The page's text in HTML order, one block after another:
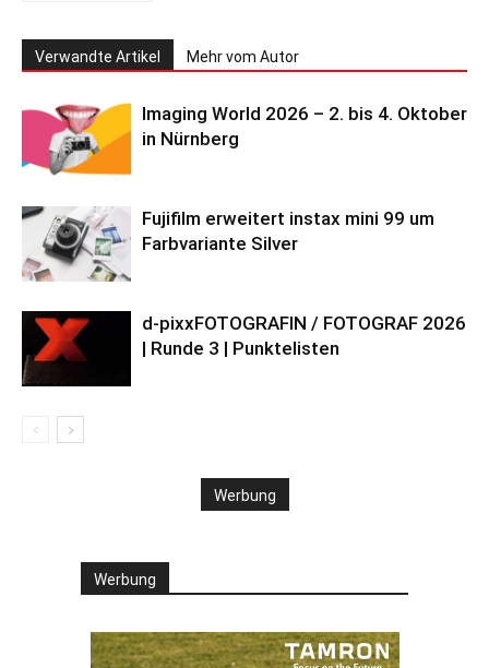
Verwandte Artikel Mehr vom Autor
Imaging World 2026 – 2. bis 4. Oktober
in Nürnberg
Fujifilm erweitert instax mini 99 um
Farbvariante Silver
d-pixxFOTOGRAFIN / FOTOGRAF 2026
| Runde 3 | Punktelisten
Werbung
Werbung